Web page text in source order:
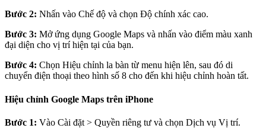
Bước 2: Nhấn vào Chế độ và chọn Độ chính xác cao.
Bước 3: Mở ứng dụng Google Maps và nhấn vào điểm màu xanh
đại diện cho vị trí hiện tại của bạn.
Bước 4: Chọn Hiệu chỉnh la bàn từ menu hiện lên, sau đó di
chuyển điện thoại theo hình số 8 cho đến khi hiệu chỉnh hoàn tất.
Hiệu chỉnh Google Maps trên iPhone
Bước 1: Vào Cài đặt > Quyền riêng tư và chọn Dịch vụ Vị trí.